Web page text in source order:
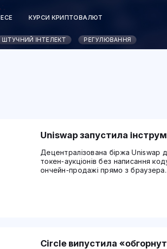
ЕСЕ КУРСИ КРИПТОВАЛЮТ
ШТУЧНИЙ ІНТЕЛЕКТ РЕГУЛЮВАННЯ
Uniswap запустила
Децентралізована біржа Uniswap
токен-аукціонів без написання
ончейн-продажі прямо з браузера.
Circle випустила